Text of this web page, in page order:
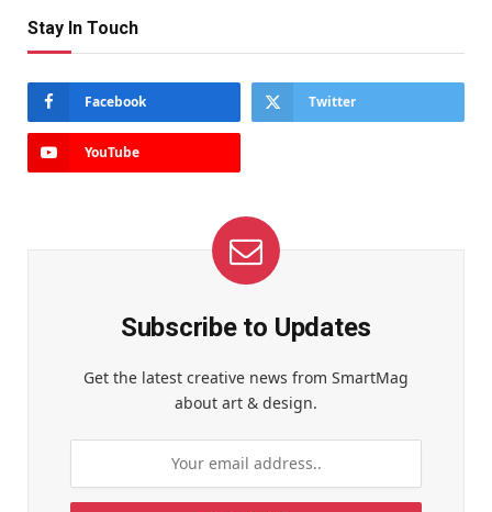
Stay In Touch
Facebook Twitter
YouTube
Subscribe to Updates
Get the latest creative news from SmartMag
about art & design.